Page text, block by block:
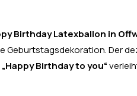
BirthdayLatexballon in
Geburtstagsdekoration. Der
„Happy Birthday to you“